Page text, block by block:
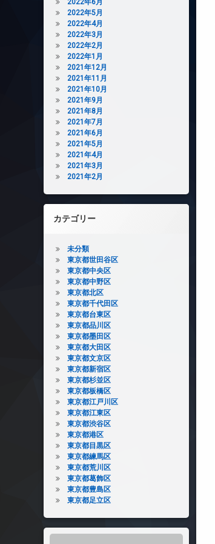
2022年6月
2022年5月
2022年4月
2022年3月
2022年2月
2022年1月
2021年12月
2021年11月
2021年10月
2021年9月
2021年8月
2021年7月
2021年6月
2021年5月
2021年4月
2021年3月
2021年2月
カテゴリー
未分類
東京都世田谷区
東京都中央区
東京都中野区
東京都北区
東京都千代田区
東京都台東区
東京都品川区
東京都墨田区
東京都大田区
東京都文京区
東京都新宿区
東京都杉並区
東京都板橋区
東京都江戸川区
東京都江東区
東京都渋谷区
東京都港区
東京都目黒区
東京都練馬区
東京都荒川区
東京都葛飾区
東京都豊島区
東京都足立区